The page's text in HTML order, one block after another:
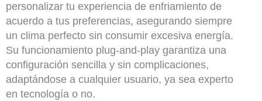
personalizar tu experiencia de enfriamiento de
acuerdo a tus preferencias, asegurando siempre
un clima perfecto sin consumir excesiva energía.
Su funcionamiento plug-and-play garantiza una
configuración sencilla y sin complicaciones,
adaptándose a cualquier usuario, ya sea experto
en tecnología o no.